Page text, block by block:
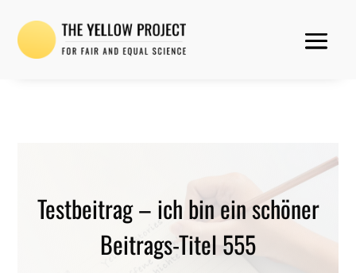
Testbeitrag – ich bin ein schöner
Beitrags-Titel 555